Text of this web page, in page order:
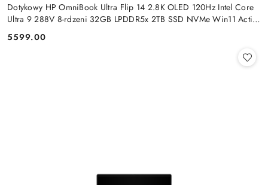
Dotykowy HP OmniBook Ultra Flip 14 2.8K OLED 120Hz Intel Core
Ultra 9 288V 8-rdzeni 32GB LPDDR5x 2TB SSD NVMe Win11 Active
Cena:
5599.00